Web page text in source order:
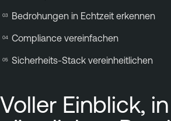
Bedrohungen in Echtzeit erkennen
Compliance vereinfachen
Sicherheits-Stack vereinheitlichen
Voller Einblick, in